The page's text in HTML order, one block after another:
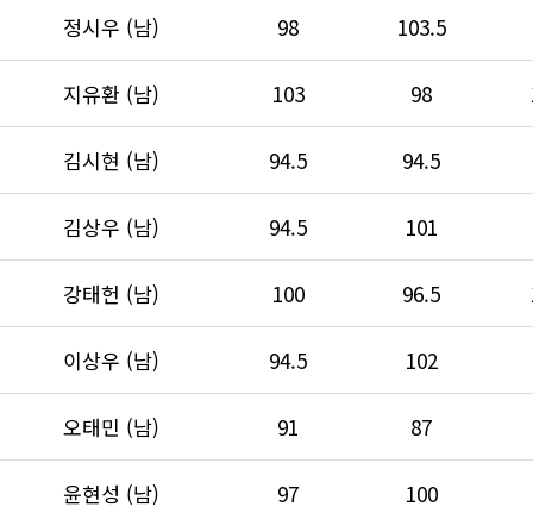
정시우 (남) 98 103.5
지유환 (남) 103 98
김시현 (남) 94.5 94.5
김상우 (남) 94.5 101
강태헌 (남) 100 96.5
이상우 (남) 94.5 102
오태민 (남) 91 87
윤현성 (남) 97 100